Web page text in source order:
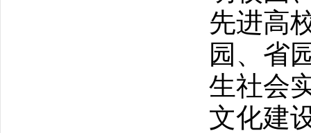
先进高
园、省
生社会
文化建